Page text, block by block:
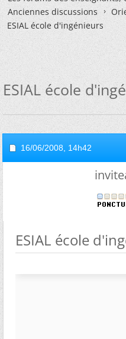
Anciennes discussions
ESIAL école d'ingénieurs
ESIAL école
16/06/2008, 14h42
ESIAL école